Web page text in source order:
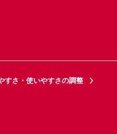
すさ・使いやすさの調整